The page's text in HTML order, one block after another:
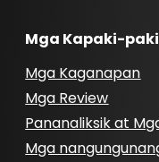
Mga Kapaki-
Mga Kaganapan
Mga Review
Pananaliksik at
Mga